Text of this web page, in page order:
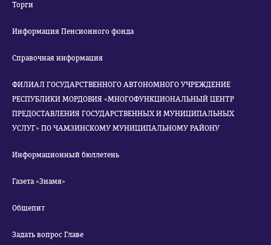
Торги
Информация Пенсионного фонда
Справочная информация
ФИЛИАЛ ГОСУДАРСТВЕННОГО АВТОНОМНОГО УЧРЕЖДЕНИЕ
РЕСПУБЛИКИ МОРДОВИЯ «МНОГОФУНКЦИОНАЛЬНЫЙ ЦЕНТР
ПРЕДОСТАВЛЕНИЯ ГОСУДАРСТВЕННЫХ И МУНИЦИПАЛЬНЫХ
УСЛУГ» ПО ЧАМЗИНСКОМУ МУНИЦИПАЛЬНОМУ РАЙОНУ
Информационный бюллетень
Газета «Знамя»
Общепит
Задать вопрос Главе